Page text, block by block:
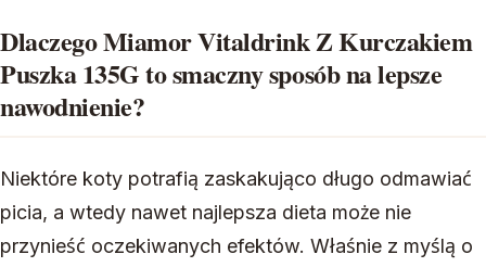
Dlaczego Miamor Vitaldrink Z Kurczakiem
Puszka 135G to smaczny sposób na lepsze
nawodnienie?
Niektóre koty potrafią zaskakująco długo odmawiać
picia, a wtedy nawet najlepsza dieta może nie
przynieść oczekiwanych efektów. Właśnie z myślą o